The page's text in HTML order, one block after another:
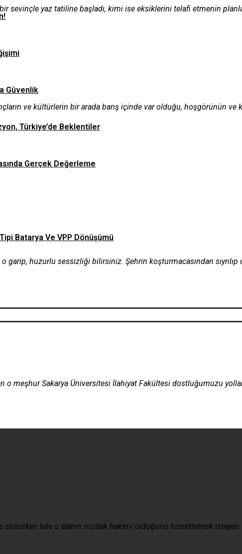
Güvenlik
Türkiye’de Beklentiler
Gerçek Değerleme
Batarya Ve VPP Dönüşümü
sevinçle yaz tatiline başladı, kimi ise eksiklerini telafi etmenin
ve kültürlerin bir arada barış içinde var olduğu, hoşgörünün
garip, huzurlu sessizliği bilirsiniz. Şehrin koşturmacasından sıyrılıp
o meşhur Sakarya Üniversitesi İlahiyat Fakültesi dostluğumuzu
bile o alanın mutlak hakimi olduğunu hissettirmek isteyen